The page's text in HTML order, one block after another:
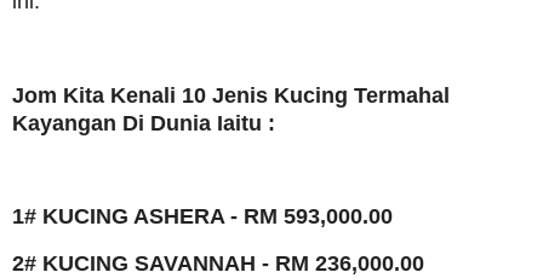
Jom Kita Kenali 10 Jenis Kucing Termahal
Kayangan Di Dunia Iaitu :
1# KUCING ASHERA - RM 593,000.00
2# KUCING SAVANNAH - RM 236,000.00